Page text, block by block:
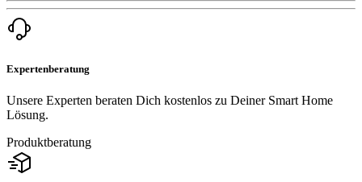
Expertenberatung
Unsere Experten beraten Dich kostenlos zu Deiner Smart Home
Lösung.
Produktberatung